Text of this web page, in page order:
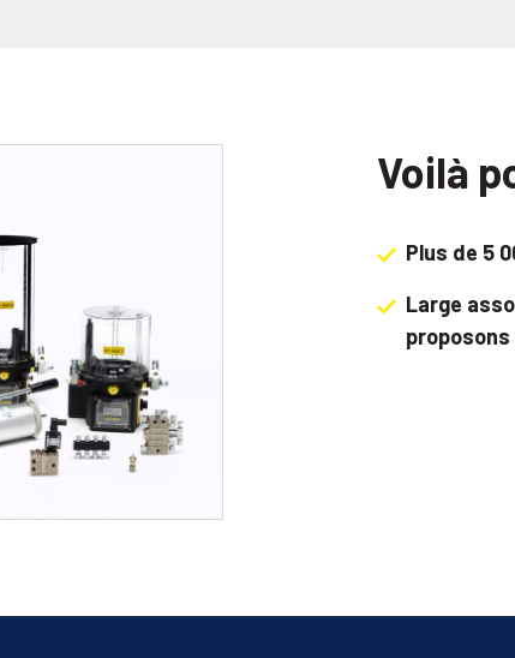
Voilà
Plus de 5
Large